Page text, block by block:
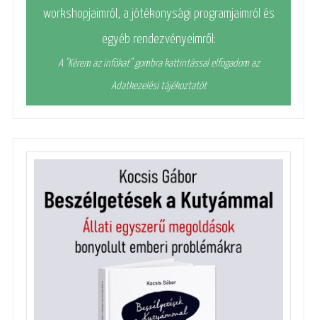
workshopjaimról, a jótékonysági programjaimról és
egyéb rendezvényeimről:
A "Kérem az infókat" gombra kattintással elfogadom az
Adatkezelési tájékoztatót